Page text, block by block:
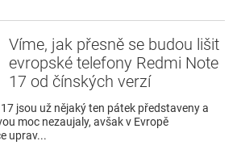
Víme, jak přesně se budou lišit
evropské telefony Redmi Note
17 od čínských verzí
jsou už nějaký ten pátek představeny a
moc nezaujaly, avšak v Evropě
uprav...